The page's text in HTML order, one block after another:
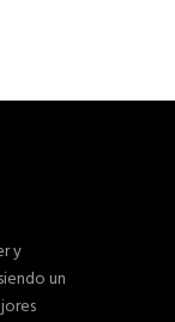
y
un